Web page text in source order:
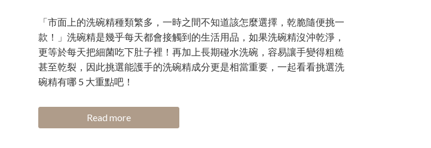
「市面上的洗碗精種類繁多，一時之間不知道該怎麼選擇，乾脆隨便挑一
款！」洗碗精是幾乎每天都會接觸到的生活用品，如果洗碗精沒沖乾淨，
更等於每天把細菌吃下肚子裡！再加上長期碰水洗碗，容易讓手變得粗糙
甚至乾裂，因此挑選能護手的洗碗精成分更是相當重要，一起看看挑選洗
碗精有哪 5 大重點吧！
Read more